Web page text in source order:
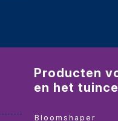
Producten
en het
Bloomshaper